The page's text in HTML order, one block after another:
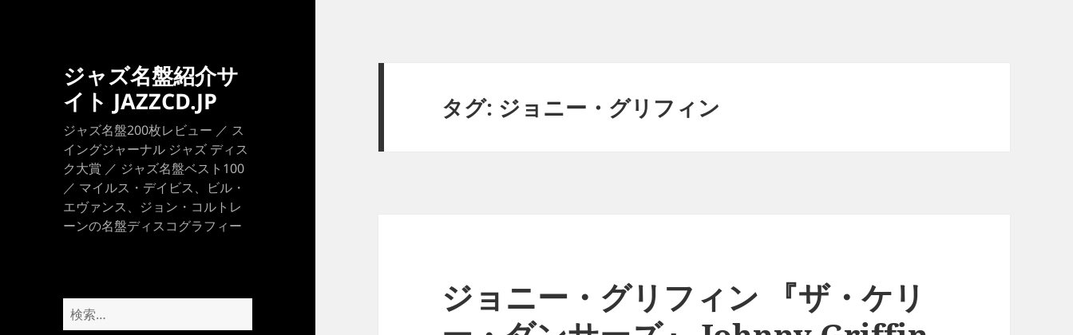
ジャズ名盤紹介サ
イト JAZZCD.JP
ジャズ名盤200枚レビュー ／ ス
イングジャーナル ジャズ ディス
ク大賞 ／ ジャズ名盤ベスト100
／ マイルス・デイビス、ビル・
エヴァンス、ジョン・コルトレ
ーンの名盤ディスコグラフィー
検
索:
タグ: ジョニー・グリフィン
ジョニー・グリフィン 『ザ・ケリ